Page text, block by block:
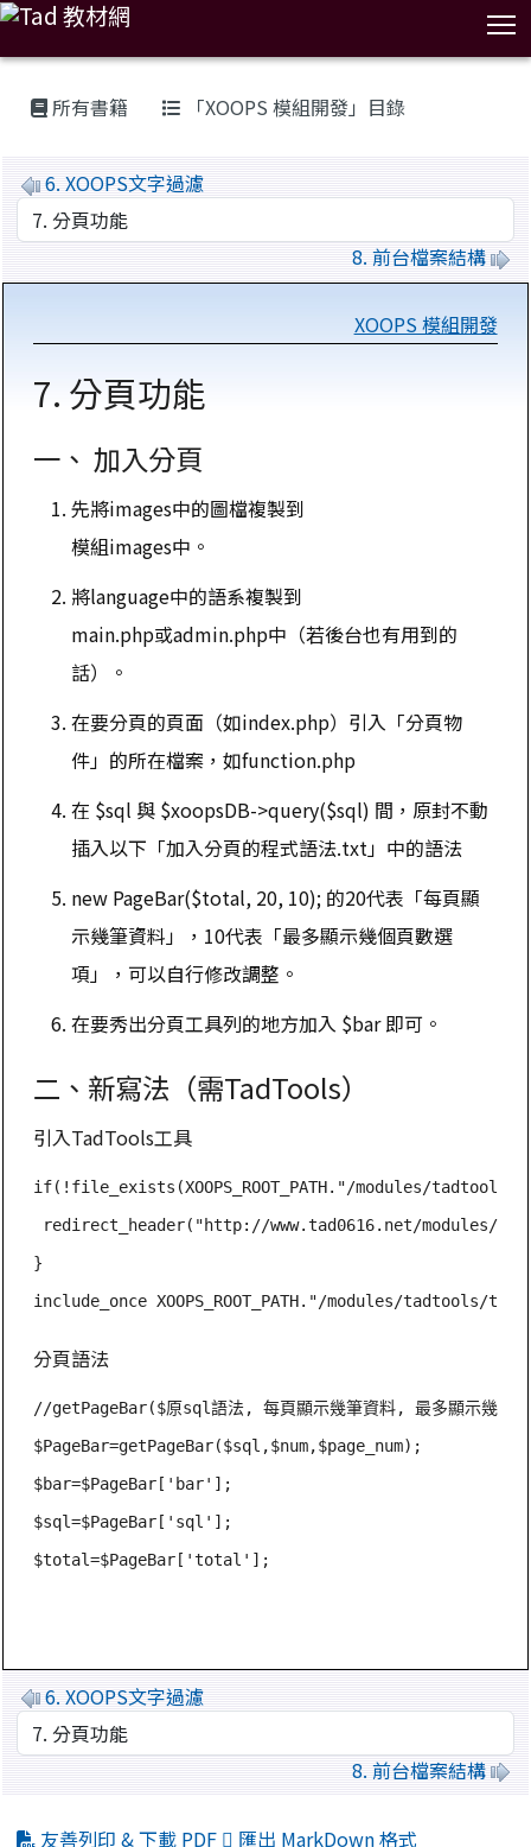
所有書籍 「XOOPS 模組開發」目錄
6. XOOPS文字過濾
8. 前台檔案結構
XOOPS 模組開發
7. 分頁功能
一、 加入分頁
先將images中的圖檔複製到
模組images中。
將language中的語系複製到
main.php或admin.php中（若後台也有用到的
話）。
在要分頁的頁面（如index.php）引入「分頁物
件」的所在檔案，如function.php
在 $sql 與 $xoopsDB->query($sql) 間，原封不動
插入以下「加入分頁的程式語法.txt」中的語法
new PageBar($total, 20, 10); 的20代表「每頁顯
示幾筆資料」，10代表「最多顯示幾個頁數選
項」，可以自行修改調整。
在要秀出分頁工具列的地方加入 $bar 即可。
二、新寫法（需TadTools）
引入TadTools工具
if(!file_exists(XOOPS_ROOT_PATH."/modules/
redirect_header("http://www.tad0616.net/modules/
}
include_once XOOPS_ROOT_PATH."/modules/tadtools/
分頁語法
//getPageBar($原sql語法, 每頁顯示幾筆資料, 最多顯示幾個
$PageBar=getPageBar($sql,$num,$page_num);
$bar=$PageBar['bar'];
$sql=$PageBar['sql'];
$total=$PageBar['total'];
6. XOOPS文字過濾
8. 前台檔案結構
友善列印 & 下載 PDF 匯出 MarkDown 格式